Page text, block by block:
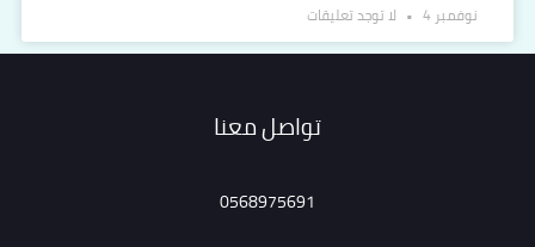
نوفمبر 4 لا توجد تعليقات
تواصل معنا
0568975691